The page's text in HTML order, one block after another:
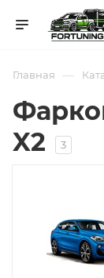
Главная —
X2
3